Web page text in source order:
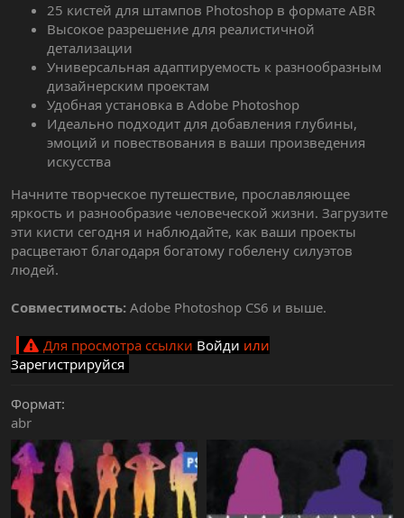
25 кистей для штампов Photoshop в формате ABR
Высокое разрешение для реалистичной
детализации
Универсальная адаптируемость к разнообразным
дизайнерским проектам
Удобная установка в Adobe Photoshop
Идеально подходит для добавления глубины,
эмоций и повествования в ваши произведения
искусства
Начните творческое путешествие, прославляющее
яркость и разнообразие человеческой жизни. Загрузите
эти кисти сегодня и наблюдайте, как ваши проекты
расцветают благодаря богатому гобелену силуэтов
людей.
Совместимость: Adobe Photoshop CS6 и выше.
Для просмотра ссылки Войди или
Зарегистрируйся
Формат
abr